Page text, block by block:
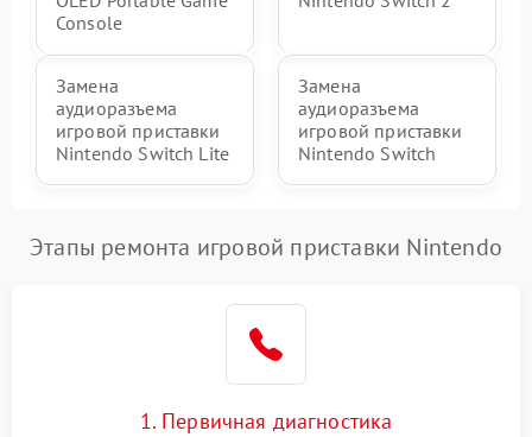
Console
Замена
аудиоразъема
игровой приставки
Nintendo Switch Lite
Замена
аудиоразъема
игровой приставки
Nintendo Switch
Этапы ремонта игровой приставки Nintendo
1. Первичная диагностика